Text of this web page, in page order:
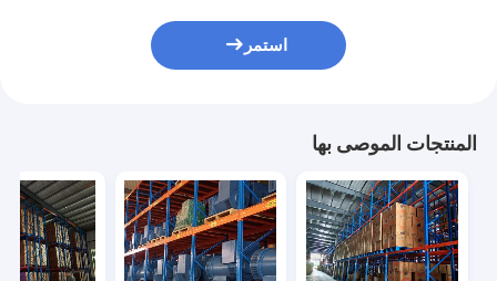
استمر
المنتجات الموصى بها